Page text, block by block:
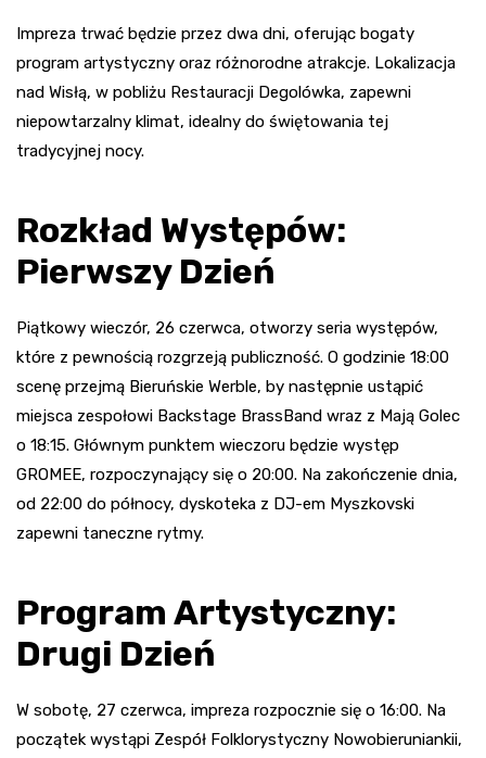
Impreza trwać będzie przez dwa dni, oferując bogaty
program artystyczny oraz różnorodne atrakcje. Lokalizacja
nad Wisłą, w pobliżu Restauracji Degolówka, zapewni
niepowtarzalny klimat, idealny do świętowania tej
tradycyjnej nocy.
Rozkład Występów:
Pierwszy Dzień
Piątkowy wieczór, 26 czerwca, otworzy seria występów,
które z pewnością rozgrzeją publiczność. O godzinie 18:00
scenę przejmą Bieruńskie Werble, by następnie ustąpić
miejsca zespołowi Backstage BrassBand wraz z Mają Golec
o 18:15. Głównym punktem wieczoru będzie występ
GROMEE, rozpoczynający się o 20:00. Na zakończenie dnia,
od 22:00 do północy, dyskoteka z DJ-em Myszkovski
zapewni taneczne rytmy.
Program Artystyczny:
Drugi Dzień
W sobotę, 27 czerwca, impreza rozpocznie się o 16:00. Na
początek wystąpi Zespół Folklorystyczny Nowobieruniankii,